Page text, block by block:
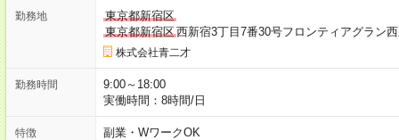
勤務地
東京都新宿区
東京都新宿区西新宿3丁目7番30号フロンティアグラン
株式会社青二才
勤務時間
9:00～18:00
実働時間：8時間/日
特徴 副業・WワークOK